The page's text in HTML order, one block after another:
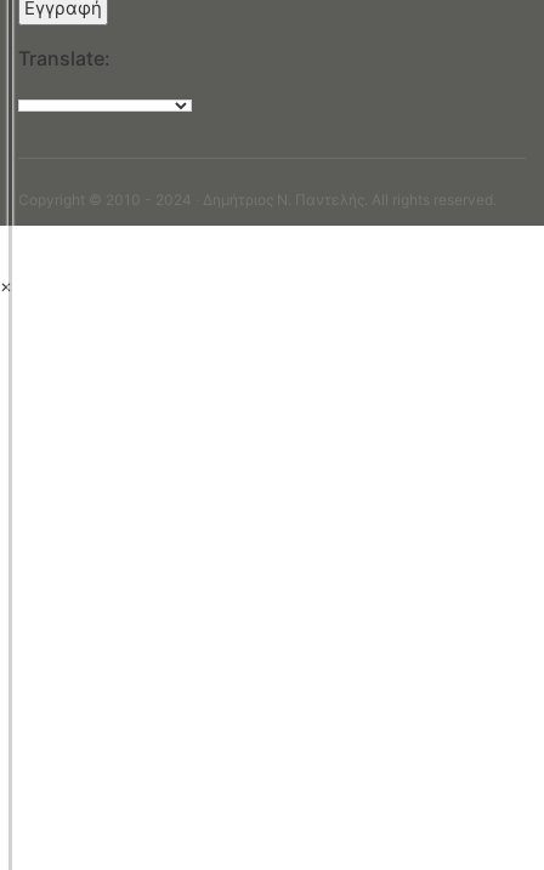
Translate:
Copyright © 2010 - 2024 · Δημήτριος N. Παντελής. All rights reserved.
×